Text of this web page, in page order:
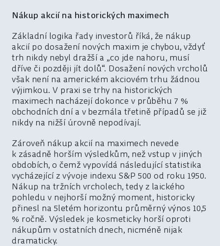
Nákup akcií na historických maximech
Základní logika řady investorů říká, že nákup
akcií po dosažení nových maxim je chybou, vždyť
trh nikdy nebyl dražší a „co jde nahoru, musí
dříve či později jít dolů“. Dosažení nových vrcholů
však není na americkém akciovém trhu žádnou
výjimkou. V praxi se trhy na historických
maximech nacházejí dokonce v průběhu 7 %
obchodních dní a v bezmála třetině případů se již
nikdy na nižší úrovně nepodívají.
Zároveň nákup akcií na maximech nevede
k zásadně horším výsledkům, než vstup v jiných
obdobích, o čemž vypovídá následující statistika
vycházející z vývoje indexu S&P 500 od roku 1950.
Nákup na tržních vrcholech, tedy z laického
pohledu v nejhorší možný moment, historicky
přinesl na 5letém horizontu průměrný výnos 10,5
% ročně. Výsledek je kosmeticky horší oproti
nákupům v ostatních dnech, nicméně nijak
dramaticky.